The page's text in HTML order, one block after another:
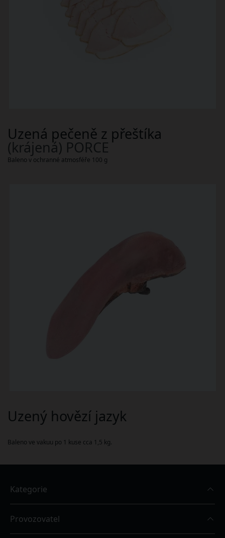
Baleno v ochranné atmosféře 100 g
Uzená pečeně z přeštíka
(krájená) PORCE
Baleno ve vakuu po 1 kuse cca 1,5 kg.
Uzený hovězí jazyk
Kategorie
Provozovatel